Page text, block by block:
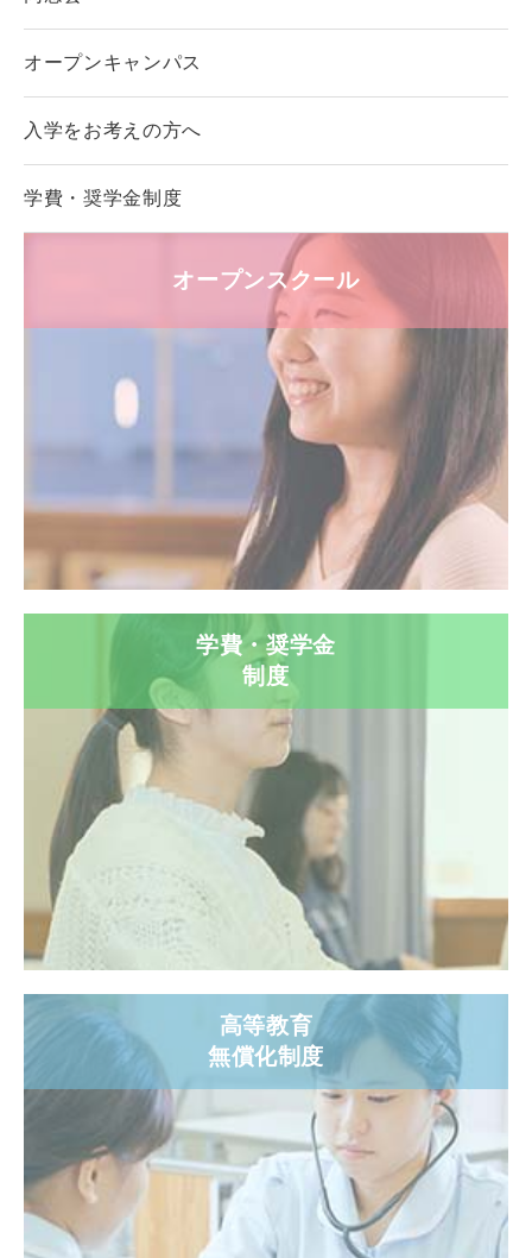
オープンキャンパス
入学をお考えの方へ
学費・奨学金制度
オープンスクール
学費・奨学金
制度
高等教育
無償化制度